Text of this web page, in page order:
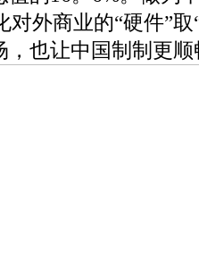
外商业的“硬件”
，也让中国制制更